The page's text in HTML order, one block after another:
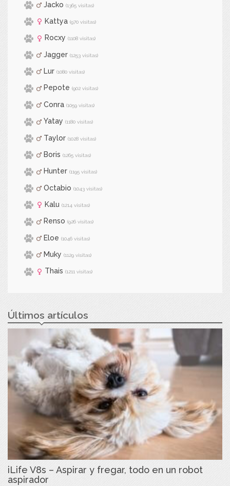
Jacko (1365 visitas)
Kattya (970 visitas)
Rocxy (1108 visitas)
Jagger (1253 visitas)
Lur (1080 visitas)
Pepote (902 visitas)
Conra (1059 visitas)
Yatay (1180 visitas)
Taylor (1028 visitas)
Boris (1265 visitas)
Hunter (1195 visitas)
Octabio (1043 visitas)
Kalu (1214 visitas)
Renso (926 visitas)
Eloe (1046 visitas)
Muky (1129 visitas)
Thais (1211 visitas)
Últimos artículos
iLife V8s – Aspirar y fregar, todo en un robot
aspirador